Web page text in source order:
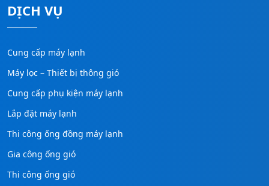
DỊCH VỤ
Cung cấp máy lạnh
Máy lọc – Thiết bị thông gió
Cung cấp phụ kiện máy lạnh
Lắp đặt máy lạnh
Thi công ống đồng máy lạnh
Gia công ống gió
Thi công ống gió